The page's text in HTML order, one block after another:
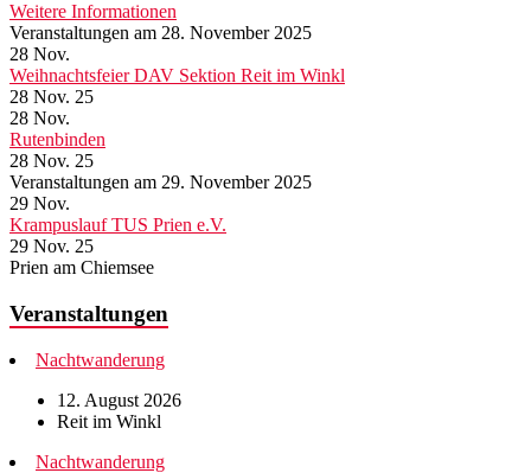
Weitere Informationen
Veranstaltungen am 28. November 2025
28 Nov.
Weihnachtsfeier DAV Sektion Reit im Winkl
28 Nov. 25
28 Nov.
Rutenbinden
28 Nov. 25
Veranstaltungen am 29. November 2025
29 Nov.
Krampuslauf TUS Prien e.V.
29 Nov. 25
Prien am Chiemsee
Veranstaltungen
Nachtwanderung
12. August 2026
Reit im Winkl
Nachtwanderung